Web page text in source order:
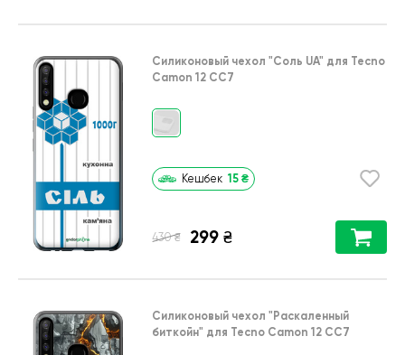
Силиконовый чехол "Соль UA" для Tecno
Camon 12 CC7
Кешбек 15 ₴
430 ₴ 299 ₴
Силиконовый чехол "Раскаленный
биткойн" для Tecno Camon 12 CC7